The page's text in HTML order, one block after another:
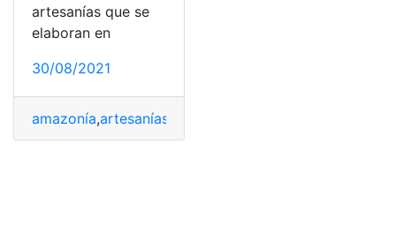
artesanías que se
elaboran en
30/08/2021
amazonía,artesanías